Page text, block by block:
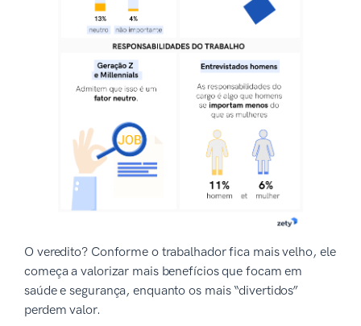
O veredito? Conforme o trabalhador fica mais velho, ele
começa a valorizar mais benefícios que focam em
saúde e segurança, enquanto os mais “divertidos”
perdem valor.